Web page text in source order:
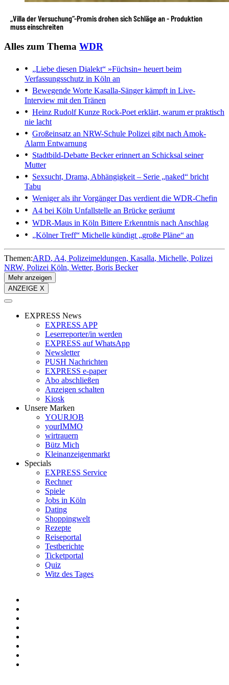
„Villa der Versuchung“-Promis drohen sich Schläge an - Produktion
muss einschreiten
Alles zum Thema WDR
„Liebe diesen Dialekt“ »Füchsin« heuert beim
Verfassungsschutz in Köln an
Bewegende Worte Kasalla-Sänger kämpft in Live-
Interview mit den Tränen
Heinz Rudolf Kunze Rock-Poet erklärt, warum er praktisch
nie lacht
Großeinsatz an NRW-Schule Polizei gibt nach Amok-
Alarm Entwarnung
Stadtbild-Debatte Becker erinnert an Schicksal seiner
Mutter
Sexsucht, Drama, Abhängigkeit – Serie „naked“ bricht
Tabu
Weniger als ihr VorgängerDas verdient die WDR-Chefin
A4 bei Köln Unfallstelle an Brücke geräumt
WDR-Maus in Köln Bittere Erkenntnis nach Anschlag
„Kölner Treff“ Michelle kündigt „große Pläne“ an
Themen:ARD A4 Polizeimeldungen Kasalla Michelle Polizei
NRW Polizei Köln Wetter Boris Becker
Mehr anzeigen
ANZEIGE X
EXPRESS News
EXPRESS APP
Leserreporter/in werden
EXPRESS auf WhatsApp
Newsletter
PUSH Nachrichten
EXPRESS e-paper
Abo abschließen
Anzeigen schalten
Kiosk
Unsere Marken
YOURJOB
yourIMMO
wirtrauern
Bütz Mich
Kleinanzeigenmarkt
Specials
EXPRESS Service
Rechner
Spiele
Jobs in Köln
Dating
Shoppingwelt
Rezepte
Reiseportal
Testberichte
Ticketportal
Quiz
Witz des Tages